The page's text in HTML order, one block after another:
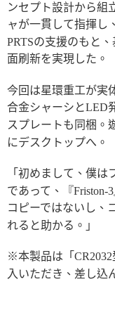
ンセプト設計から組
ャが一貫して指揮し、
PRTSの支援のもと
面刷新を実現した。
今回は星環重工が実
合金シャーシとLED
スプレートも同梱。
にデスクトップへ。
「初めまして、僕は
であって、『
コピーではないし、
れると助かる。」
※本製品は「
入いただき、差し込